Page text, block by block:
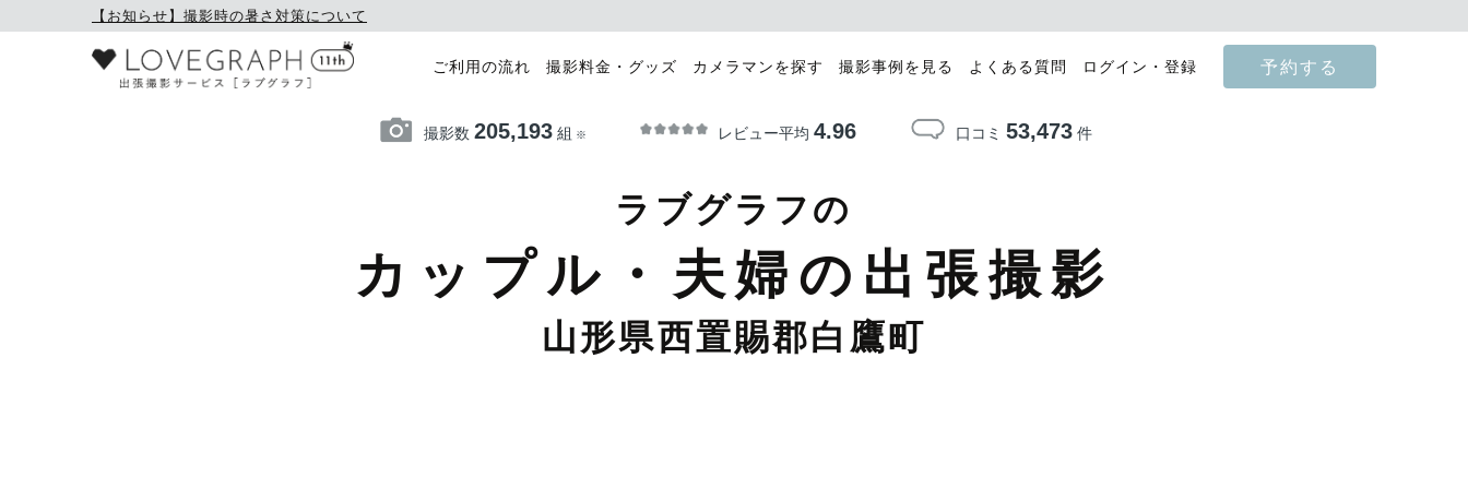
【お知らせ】撮影時の暑さ対策について
ご利用の流れ 撮影料金・グッズ カメラマンを探す 撮影事例を見る よくある質問 ログイン・登録 予約する
撮影数 205,193組 ※ レビュー平均 4.96 口コミ 53,473件
ラブグラフの
カップル・夫婦の出張撮影
山形県西置賜郡白鷹町